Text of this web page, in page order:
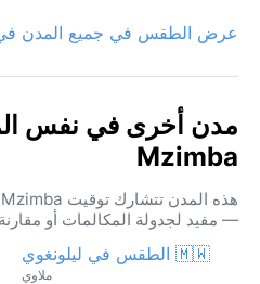
عرض الطقس في جميع المدن
مدن أخرى في نفس
Mzimba
— مفيد لجدولة المكالمات أو
🇲🇼 الطقس في ليلونغوي
ملاوي